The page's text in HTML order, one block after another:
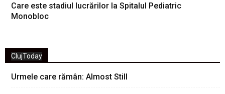
Care este stadiul lucrărilor la Spitalul Pediatric
Monobloc
ClujToday
Urmele care rămân: Almost Still